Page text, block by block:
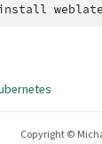
Copyright ©